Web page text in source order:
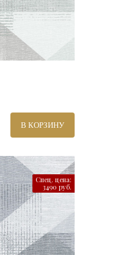
В КОРЗИНУ
Спец. цена:
3490 руб.